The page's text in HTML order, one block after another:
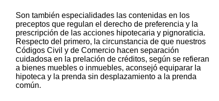
Son también especialidades las contenidas en los
preceptos que regulan el derecho de preferencia y la
prescripción de las acciones hipotecaria y pignoraticia.
Respecto del primero, la circunstancia de que nuestros
Códigos Civil y de Comercio hacen separación
cuidadosa en la prelación de créditos, según se refieran
a bienes muebles o inmuebles, aconsejó equiparar la
hipoteca y la prenda sin desplazamiento a la prenda
común.